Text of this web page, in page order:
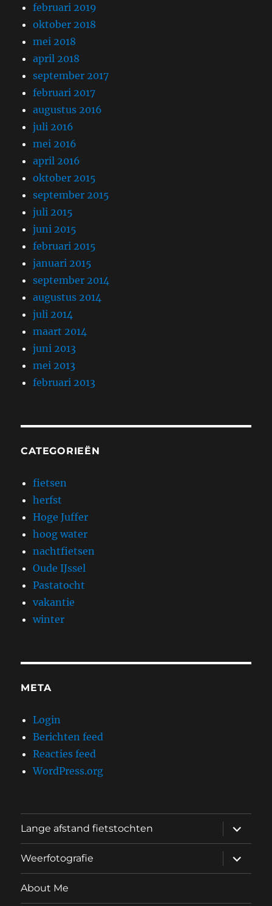
februari 2019
oktober 2018
mei 2018
april 2018
september 2017
februari 2017
augustus 2016
juli 2016
mei 2016
april 2016
oktober 2015
september 2015
juli 2015
juni 2015
februari 2015
januari 2015
september 2014
augustus 2014
juli 2014
maart 2014
juni 2013
mei 2013
februari 2013
CATEGORIEËN
fietsen
herfst
Hoge Juffer
hoog water
nachtfietsen
Oude IJssel
Pastatocht
vakantie
winter
META
Login
Berichten feed
Reacties feed
WordPress.org
Lange afstand fietstochten
Weerfotografie
About Me